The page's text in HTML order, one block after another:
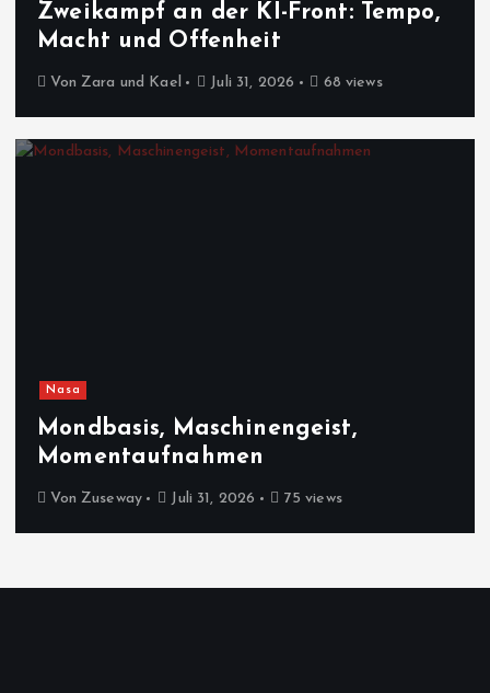
Zweikampf an der KI-Front: Tempo,
Macht und Offenheit
Von Zara und Kael Juli 31, 2026 68 views
Nasa
Mondbasis, Maschinengeist,
Momentaufnahmen
Von Zuseway Juli 31, 2026 75 views